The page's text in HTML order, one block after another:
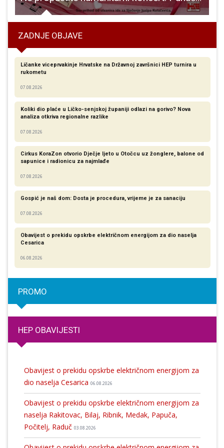
ZADNJE OBJAVE
Ličanke viceprvakinje Hrvatske na Državnoj završnici HEP turnira u
rukometu
07.08.2026
Koliki dio plaće u Ličko-senjskoj županiji odlazi na gorivo? Nova
analiza otkriva regionalne razlike​
07.08.2026
Cirkus KoraZon otvorio Dječje ljeto u Otočcu uz žonglere, balone od
sapunice i radionicu za najmlađe
07.08.2026
Gospić je naš dom: Dosta je procedura, vrijeme je za sanaciju
07.08.2026
Obavijest o prekidu opskrbe električnom energijom za dio naselja
Cesarica
06.08.2026
PROMO
HEP OBAVIJESTI
Obavijest o prekidu opskrbe električnom energijom za
dio naselja Cesarica 06.08.2026
Obavijest o prekidu opskrbe električnom energijom za
naselja Rakitovac, Bilaj, Ribnik, Medak, Papuča,
Počitelj, Raduč 03.08.2026